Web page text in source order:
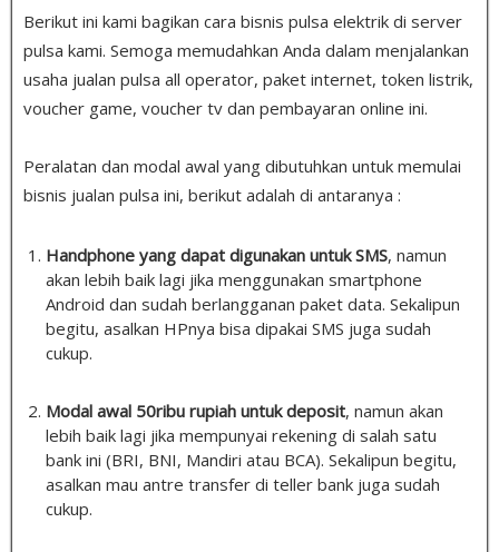
Berikut ini kami bagikan cara bisnis pulsa elektrik di server
pulsa kami. Semoga memudahkan Anda dalam menjalankan
usaha jualan pulsa all operator, paket internet, token listrik,
voucher game, voucher tv dan pembayaran online ini.
Peralatan dan modal awal yang dibutuhkan untuk memulai
bisnis jualan pulsa ini, berikut adalah di antaranya :
Handphone yang dapat digunakan untuk SMS, namun
akan lebih baik lagi jika menggunakan smartphone
Android dan sudah berlangganan paket data. Sekalipun
begitu, asalkan HPnya bisa dipakai SMS juga sudah
cukup.
Modal awal 50ribu rupiah untuk deposit, namun akan
lebih baik lagi jika mempunyai rekening di salah satu
bank ini (BRI, BNI, Mandiri atau BCA). Sekalipun begitu,
asalkan mau antre transfer di teller bank juga sudah
cukup.